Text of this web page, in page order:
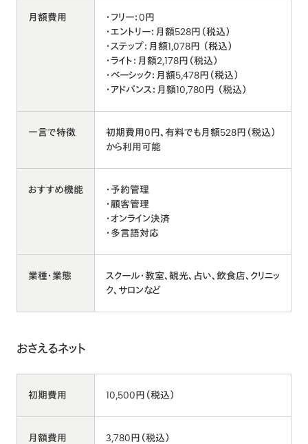
月額費用
・フリー：0円
・エントリー：月額528円（税込）
・ステップ：月額1,078円 （税込）
・ライト：月額2,178円（税込）
・ベーシック：月額5,478円（税込）
・アドバンス：月額10,780円 （税込）
一言で特徴
初期費用0円、有料でも月額528円（税込）
から利用可能
おすすめ機能
・予約管理
・顧客管理
・オンライン決済
・多言語対応
業種・業態
スクール・教室、観光、占い、飲食店、クリニッ
ク、サロンなど
おさえるネット
初期費用 10,500円（税込）
月額費用 3,780円（税込）